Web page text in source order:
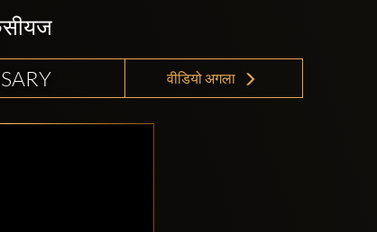
वीडियो अगला